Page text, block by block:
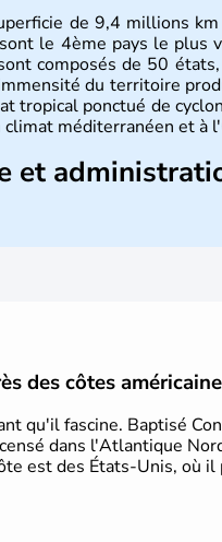
de 9,4 millions
sont le 4ème pays le plus
composés de 50
du territoire
tropical ponctué de
climat méditerranéen et à
et
des côtes
qu'il fascine. Baptisé
dans l'Atlantique
est des États-Unis, où